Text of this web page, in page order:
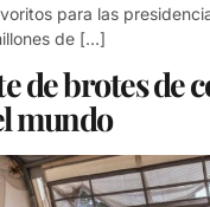
para las
de […]
de brotes de
mundo